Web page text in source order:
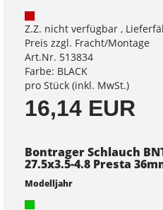
Z.Z. nicht verfügbar ,
Preis zzgl. Fracht/Montage
Art.Nr. 513834
Farbe: BLACK
pro Stück (inkl. MwSt.)
16,14 EUR
Bontrager Schlauch
27.5x3.5-4.8 Presta
Modelljahr